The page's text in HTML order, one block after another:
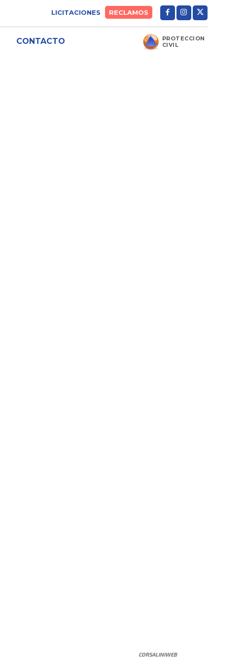
LICITACIONES RECLAMOS
CONTACTO
PROTECCIÓN
CIVIL
CORSALINIWEB